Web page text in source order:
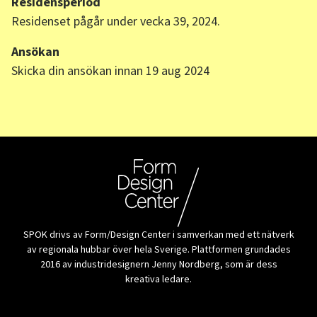
Residenset pågår under vecka 39, 2024.
Ansökan
Skicka din ansökan innan 19 aug 2024
SPOK drivs av Form/Design Center i samverkan med ett nätverk
av regionala hubbar över hela Sverige. Plattformen grundades
2016 av industridesignern Jenny Nordberg, som är dess
kreativa ledare.